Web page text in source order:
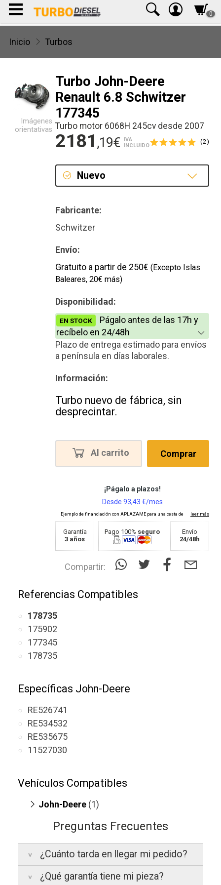
0
Inicio Turbos
Turbo John-Deere
Renault 6.8 Schwitzer
177345
Turbo motor 6068H 245cv desde 2007
2181 ,19€
IVA
INCLUIDO
(2)
Nuevo
Fabricante:
Schwitzer
Envío:
Gratuito a partir de 250€ (Excepto Islas
Baleares, 20€ más)
Disponibilidad:
EN STOCK
Págalo antes de las 17h y
recíbelo en 24/48h
Plazo de entrega estimado para envíos
a península en días laborales.
Información:
Turbo nuevo de fábrica, sin
desprecintar.
Al carrito Comprar
Garantía
3 años
Pago 100% seguro
Envío
24/48h
Compartir:
Imágenes
orientativas
Referencias Compatibles
178735
175902
177345
178735
Específicas John-Deere
RE526741
RE534532
RE535675
11527030
Vehículos Compatibles
John-Deere (1)
Preguntas Frecuentes
¿Cuánto tarda en llegar mi pedido?
Península:Entregamos en un plazo
¿Qué garantía tiene mi pieza?